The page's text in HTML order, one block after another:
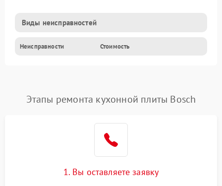
Виды неисправностей
Неисправности Стоимость
Этапы ремонта кухонной плиты Bosch
1. Вы оставляете заявку